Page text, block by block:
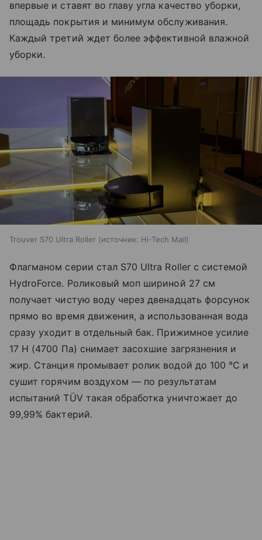
впервые и ставят во главу угла качество уборки,
площадь покрытия и минимум обслуживания.
Каждый третий ждет более эффективной влажной
уборки.
Trouver S70 Ultra Roller источник: Hi-Tech Mail
Флагманом серии стал S70 Ultra Roller с системой
HydroForce. Роликовый моп шириной 27 см
получает чистую воду через двенадцать форсунок
прямо во время движения, а использованная вода
сразу уходит в отдельный бак. Прижимное усилие
17 Н (4700 Па) снимает засохшие загрязнения и
жир. Станция промывает ролик водой до 100 °C и
сушит горячим воздухом — по результатам
испытаний TÜV такая обработка уничтожает до
99,99% бактерий.